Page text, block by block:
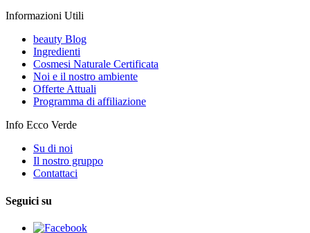
Informazioni Utili
beauty Blog
Ingredienti
Cosmesi Naturale Certificata
Noi e il nostro ambiente
Offerte Attuali
Programma di affiliazione
Info Ecco Verde
Su di noi
Il nostro gruppo
Contattaci
Seguici su